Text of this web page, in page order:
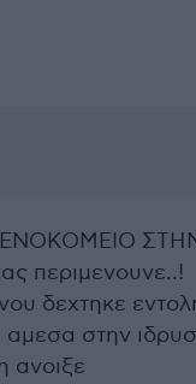
περιμενουνε..!
δεχτηκε
αμεσα στην
ανοιξε